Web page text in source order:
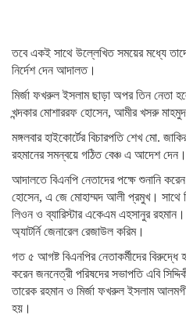
তবে একই সাথে উল্লেখিত সময়ের মধ্যে
নির্দেশ দেন আদালত।
মির্জা ফখরুল ইসলাম ছাড়া অপর তিন নেতা
খন্দকার মোশাররফ হোসেন, আমীর খসরু
মঙ্গলবার হাইকোর্টের বিচারপতি শেখ মো.
রহমানের সমন্বয়ে গঠিত বেঞ্চ এ আদেশ দেন।
আদালতে বিএনপি নেতাদের পক্ষে শুনানি
হোসেন, এ জে মোহাম্মদ আলী প্রমুখ। সাথে
লিওন ও ব্যারিস্টার একেএম এহসানুর রহমান।
অ্যাটর্নি জেনারেল রেজাউল করিম।
গত ৫ আগষ্ট বিএনপির নেতাকর্মীদের বিরুদ্ধে
করেন জননেত্রী পরিষদের সভাপতি এবি
তারেক রহমান ও মির্জা ফখরুল ইসলাম
হয়।